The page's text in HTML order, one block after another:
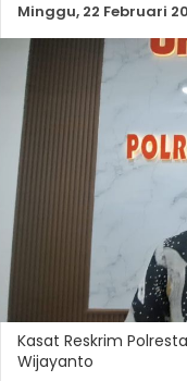
Minggu, 22 Februari
Kasat Reskrim
Wijayanto